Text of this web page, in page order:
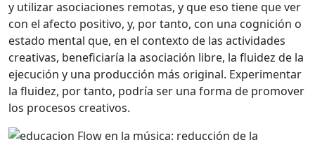
y utilizar asociaciones remotas, y que eso tiene que ver
con el afecto positivo, y, por tanto, con una cognición o
estado mental que, en el contexto de las actividades
creativas, beneficiaría la asociación libre, la fluidez de la
ejecución y una producción más original. Experimentar
la fluidez, por tanto, podría ser una forma de promover
los procesos creativos.